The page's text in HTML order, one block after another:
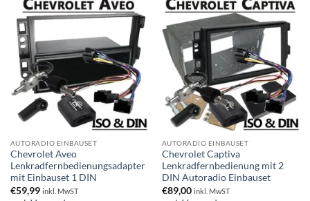
AUTORADIO EINBAUSET
Chevrolet Aveo
Lenkradfernbedienungsadapter
mit Einbauset 1 DIN
€59,99 inkl. MwST
AUTORADIO EINBAUSET
Chevrolet Captiva
Lenkradfernbedienung mit 2
DIN Autoradio Einbauset
€89,00 inkl. MwST